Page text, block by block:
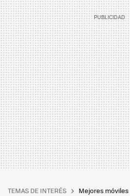
TEMAS DE INTERÉS Mejores móviles